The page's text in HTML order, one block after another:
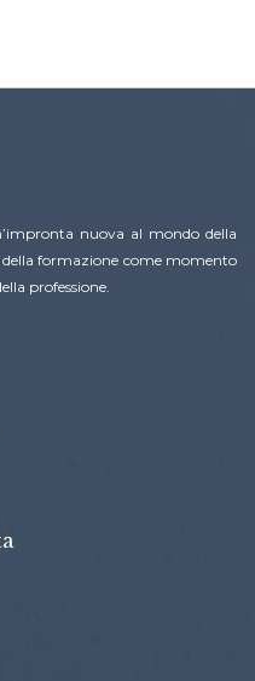
nuova al mondo della
formazione come momento
professione.